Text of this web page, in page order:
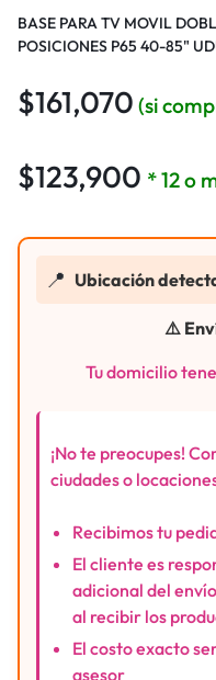
BASE PARA TV MOVIL
POSICIONES P65 40-85"
$161,070 (si
$123,900 * 12 o
📍 Ubicación
⚠️
Tu domicilio
¡No te preocupes!
ciudades o
Recibimos tu
El cliente es
adicional del
al recibir los
El costo exacto
asesor